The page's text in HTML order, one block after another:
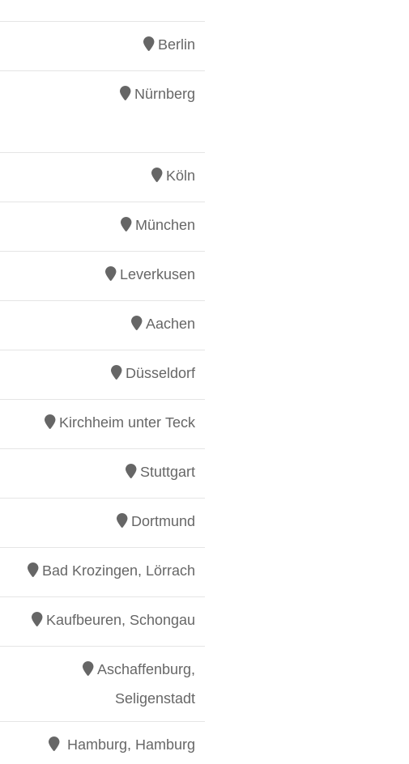
Berlin
Nürnberg
Köln
München
Leverkusen
Aachen
Düsseldorf
Kirchheim unter Teck
Stuttgart
Dortmund
Bad Krozingen, Lörrach
Kaufbeuren, Schongau
Aschaffenburg,
Seligenstadt
Hamburg, Hamburg